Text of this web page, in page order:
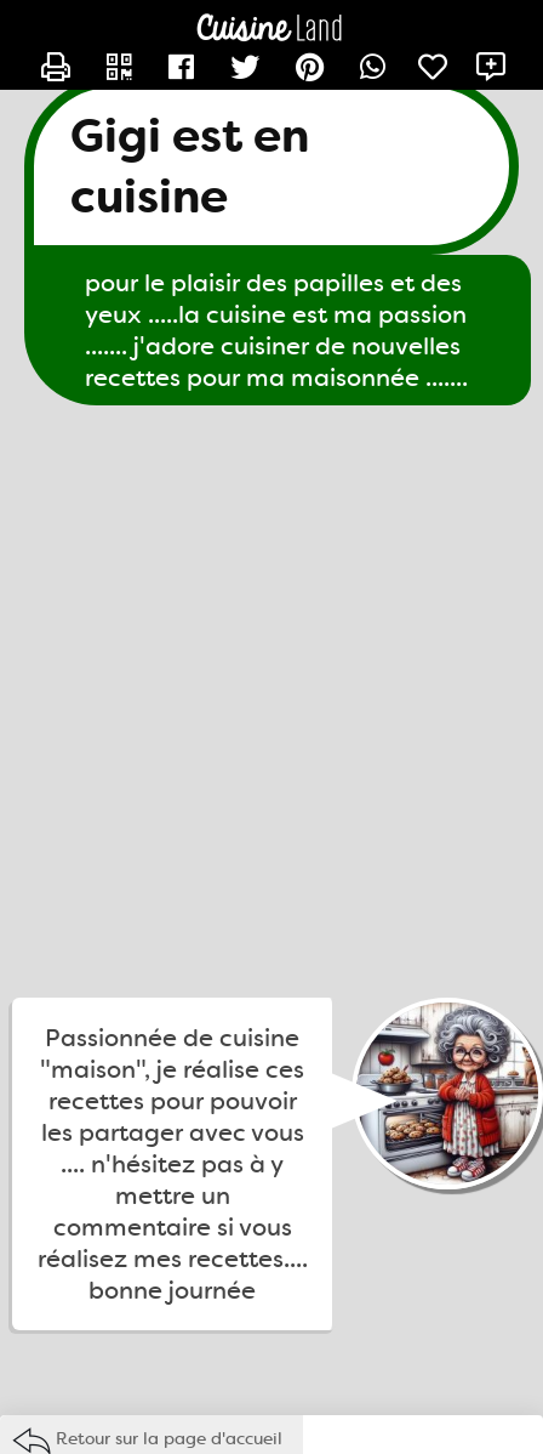
Gigi est en
cuisine
pour le plaisir des papilles et des
yeux .....la cuisine est ma passion
....... j'adore cuisiner de nouvelles
recettes pour ma maisonnée .......
Passionnée de cuisine
"maison", je réalise ces
recettes pour pouvoir
les partager avec vous
.... n'hésitez pas à y
mettre un
commentaire si vous
réalisez mes recettes....
bonne journée
Retour sur la page d'accueil
CONTACTER GIGI61